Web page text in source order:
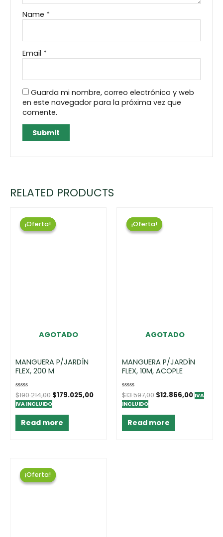
Name *
Email *
Guarda mi nombre, correo electrónico y web
en este navegador para la próxima vez que
comente.
RELATED PRODUCTS
¡Oferta!
AGOTADO
¡Oferta!
MANGUERA P/JARDÍN
FLEX, 200 M
Rated
0
out
$190.214,00 $179.025,00
IVA INCLUIDO
Read more
¡Oferta!
AGOTADO
¡Oferta!
MANGUERA P/JARDÍN
FLEX, 10M, ACOPLE
Rated
0
out
$13.597,00 $12.866,00 IVA
INCLUIDO
Read more
¡Oferta!
¡Oferta!